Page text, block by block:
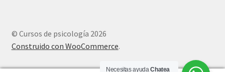
© Cursos de psicología 2026
Construido con WooCommerce.
Necesitas ayudaChatea